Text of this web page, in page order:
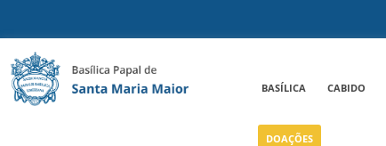
BASÍLICA CABIDO
DOAÇÕES